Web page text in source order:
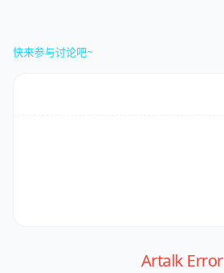
快来参与讨论吧~
Artalk Error